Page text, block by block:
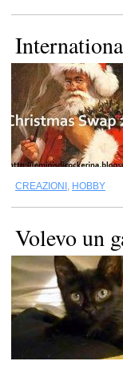
CREAZIONI , HOBBY
Volevo un